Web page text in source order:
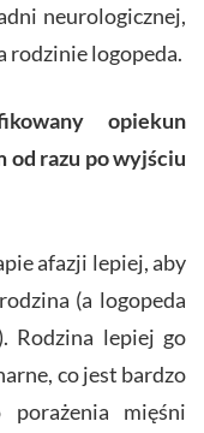
neurologicznej,
rodzinie logopeda.
opiekun
od razu po wyjściu
afazji lepiej, aby
(a logopeda
Rodzina lepiej go
co jest bardzo
mięśni